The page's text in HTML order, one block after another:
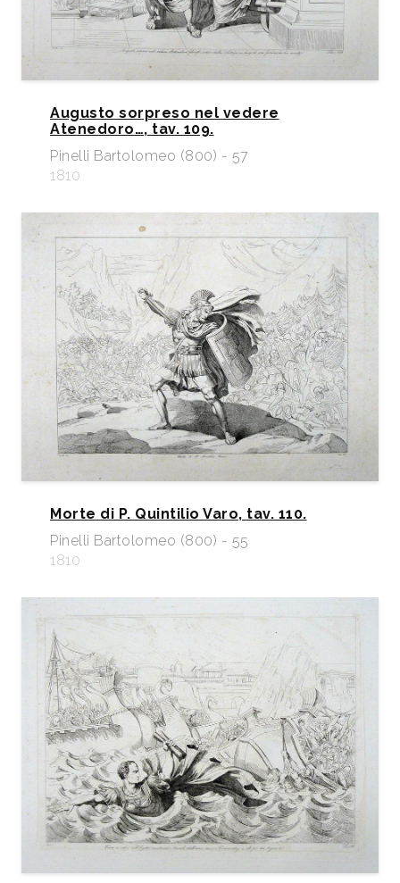
Augusto sorpreso nel vedere
Atenedoro…, tav. 109.
Pinelli Bartolomeo (800) - 57
1810
Morte di P. Quintilio Varo, tav. 110.
Pinelli Bartolomeo (800) - 55
1810